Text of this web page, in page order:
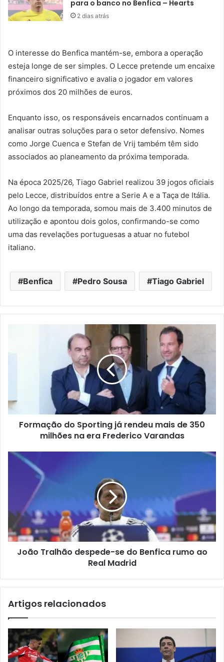
para o banco no Benfica – Hearts
2 dias atrás
O interesse do Benfica mantém-se, embora a operação
esteja longe de ser simples. O Lecce pretende um encaixe
financeiro significativo e avalia o jogador em valores
próximos dos 20 milhões de euros.
Enquanto isso, os responsáveis encarnados continuam a
analisar outras soluções para o setor defensivo. Nomes
como Jorge Cuenca e Stefan de Vrij também têm sido
associados ao planeamento da próxima temporada.
Na época 2025/26, Tiago Gabriel realizou 39 jogos oficiais
pelo Lecce, distribuídos entre a Serie A e a Taça de Itália.
Ao longo da temporada, somou mais de 3.400 minutos de
utilização e apontou dois golos, confirmando-se como
uma das revelações portuguesas a atuar no futebol
italiano.
Benfica Pedro Sousa Tiago Gabriel
Formação do Sporting já rendeu mais de 350
milhões na era Frederico Varandas
João Tralhão despede-se do Benfica rumo ao
Real Madrid
Artigos relacionados